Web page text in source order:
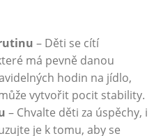
– Děti se cítí
má pevně danou
hodin na jídlo,
vytvořit pocit stability.
– Chvalte děti za úspěchy, i
je k tomu, aby se